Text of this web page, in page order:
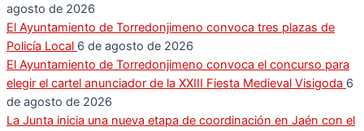
agosto de 2026
El Ayuntamiento de Torredonjimeno convoca tres plazas de
Policía Local 6 de agosto de 2026
El Ayuntamiento de Torredonjimeno convoca el concurso para
elegir el cartel anunciador de la XXIII Fiesta Medieval Visigoda 6
de agosto de 2026
La Junta inicia una nueva etapa de coordinación en Jaén con el